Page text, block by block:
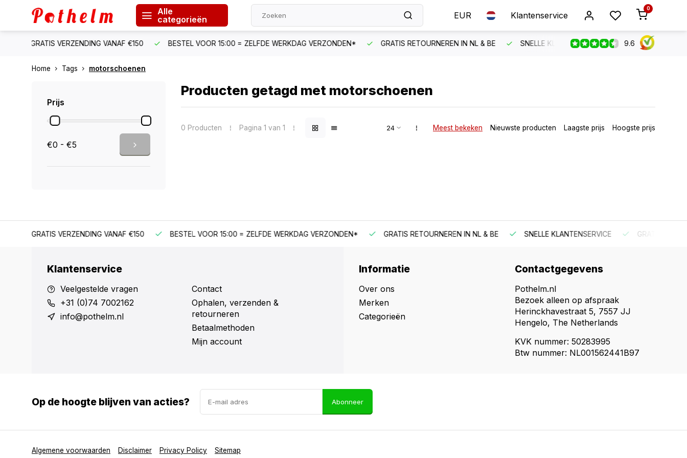
Alle
categorieën
EUR Klantenservice
0
€150 BESTEL VOOR 15:00 = ZELFDE WERKDAG VERZONDEN* GRATIS RETOURNEREN IN NL & BE SNELLE KLANTENSERVICE GRATIS VERZENDING VANAF €150
9.6
Home Tags motorschoenen
Prijs
€0 - €5
Producten getagd met motorschoenen
0 Producten Pagina 1 van 1 Meest bekeken Nieuwste producten Laagste prijs Hoogste prijs
€150 BESTEL VOOR 15:00 = ZELFDE WERKDAG VERZONDEN* GRATIS RETOURNEREN IN NL & BE SNELLE KLANTENSERVICE GRATIS VERZENDING VANAF €150
Klantenservice
Veelgestelde vragen
+31 (0)74 7002162
info@pothelm.nl
Contact
Ophalen, verzenden &
retourneren
Betaalmethoden
Mijn account
Informatie
Over ons
Merken
Categorieën
Contactgegevens
Pothelm.nl
Bezoek alleen op afspraak
Herinckhavestraat 5, 7557 JJ
Hengelo, The Netherlands
KVK nummer: 50283995
Btw nummer: NL001562441B97
Op de hoogte blijven van acties? Abonneer
Algemene voorwaarden Disclaimer Privacy Policy Sitemap